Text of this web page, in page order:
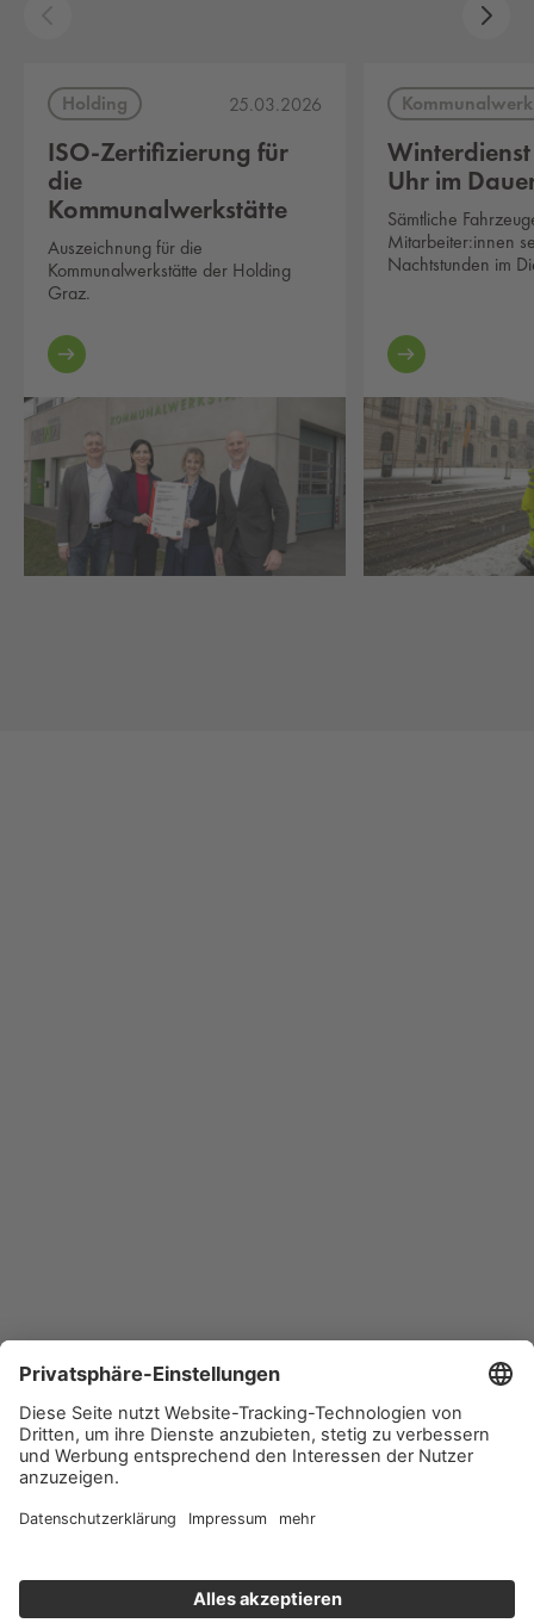
Holding 25.03.2026
ISO-Zertifizierung für
die
Kommunalwerkstätte
Auszeichnung für die
Kommunalwerkstätte der Holding
Graz.
Uhr im
Sämtliche
Mitarbeiter:innen
Nachtstunden im